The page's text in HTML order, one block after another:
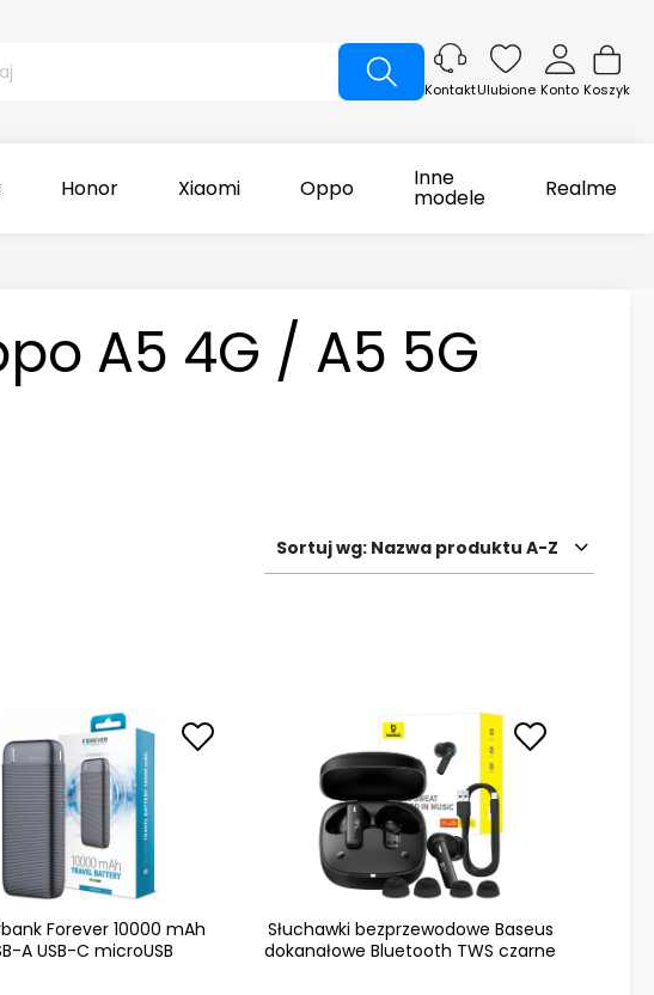
Koszyk
Konto
KontaktUlubione
Honor Xiaomi Oppo Inne
modele Realme
A5 4G / A5 5G
Sortuj wg: Nazwa produktu A-Z
Forever 10000 mAh
A USB-C microUSB
Słuchawki bezprzewodowe Baseus
dokanałowe Bluetooth TWS czarne